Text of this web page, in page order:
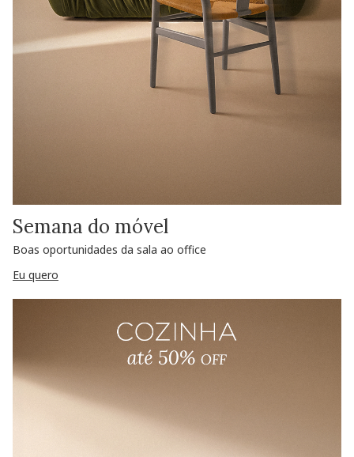
Semana do móvel
Boas oportunidades da sala ao office
Eu quero